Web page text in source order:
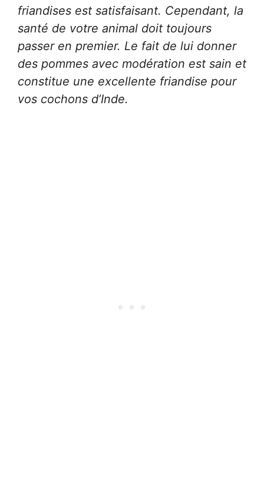
friandises est satisfaisant. Cependant, la
santé de votre animal doit toujours
passer en premier. Le fait de lui donner
des pommes avec modération est sain et
constitue une excellente friandise pour
vos cochons d’Inde.